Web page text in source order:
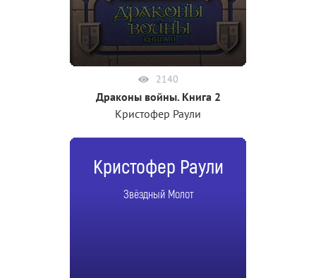
2140
Драконы войны. Книга 2
Кристофер Раули
Кристофер Раули
Звёздный Молот